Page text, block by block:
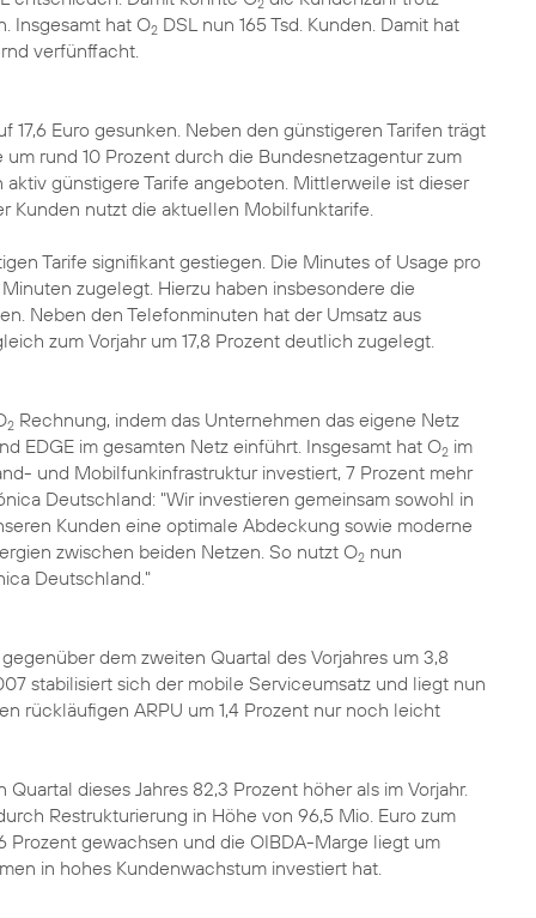
2
Insgesamt hat O2 DSL nun 165 Tsd. Kunden. Damit hat
verfünffacht.
17,6 Euro gesunken. Neben den günstigeren Tarifen trägt
rund 10 Prozent durch die Bundesnetzagentur zum
günstigere Tarife angeboten. Mittlerweile ist dieser
Kunden nutzt die aktuellen Mobilfunktarife.
Tarife signifikant gestiegen. Die Minutes of Usage pro
zugelegt. Hierzu haben insbesondere die
Neben den Telefonminuten hat der Umsatz aus
zum Vorjahr um 17,8 Prozent deutlich zugelegt.
2 Rechnung, indem das Unternehmen das eigene Netz
EDGE im gesamten Netz einführt. Insgesamt hat O2 im
und Mobilfunkinfrastruktur investiert, 7 Prozent mehr
Deutschland: "Wir investieren gemeinsam sowohl in
Kunden eine optimale Abdeckung sowie moderne
zwischen beiden Netzen. So nutzt O2 nun
Deutschland."
dem zweiten Quartal des Vorjahres um 3,8
stabilisiert sich der mobile Serviceumsatz und liegt nun
rückläufigen ARPU um 1,4 Prozent nur noch leicht
dieses Jahres 82,3 Prozent höher als im Vorjahr.
Restrukturierung in Höhe von 96,5 Mio. Euro zum
Prozent gewachsen und die OIBDA-Marge liegt um
in hohes Kundenwachstum investiert hat.